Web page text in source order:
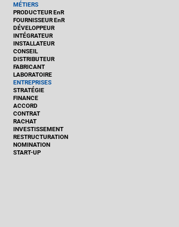
MÉTIERS
PRODUCTEUR EnR
FOURNISSEUR EnR
DÉVELOPPEUR
INTÉGRATEUR
INSTALLATEUR
CONSEIL
DISTRIBUTEUR
FABRICANT
LABORATOIRE
ENTREPRISES
STRATÉGIE
FINANCE
ACCORD
CONTRAT
RACHAT
INVESTISSEMENT
RESTRUCTURATION
NOMINATION
START-UP